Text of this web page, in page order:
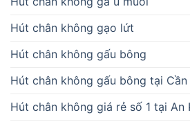
Hút chân không gạo lứt
Hút chân không gấu bông
Hút chân không gấu bông tại Cần
Hút chân không giá rẻ số 1 tại An